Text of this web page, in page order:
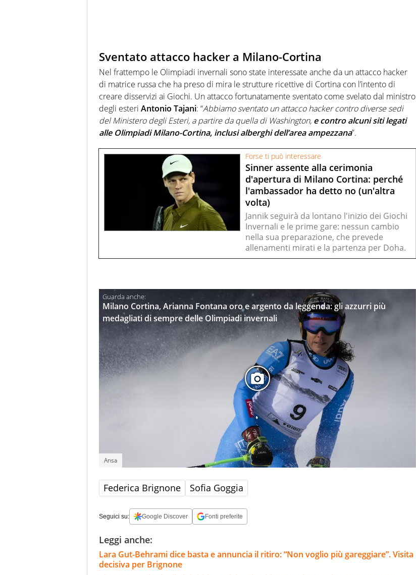
Sventato attacco hacker a Milano-Cortina
Nel frattempo le Olimpiadi invernali sono state interessate anche da un attacco hacker
di matrice russa che ha preso di mira le strutture ricettive di Cortina con l’intento di
creare disservizi ai Giochi. Un attacco fortunatamente sventato come svelato dal ministro
degli esteri Antonio Tajani: “Abbiamo sventato un attacco hacker contro diverse sedi
del Ministero degli Esteri, a partire da quella di Washington, e contro alcuni siti legati
alle Olimpiadi Milano-Cortina, inclusi alberghi dell’area ampezzana”.
Forse ti può interessare
Sinner assente alla cerimonia
d'apertura di Milano Cortina: perché
l'ambassador ha detto no (un'altra
volta)
Jannik seguirà da lontano l'inizio dei Giochi
Invernali e le prime gare: nessun cambio
nella sua preparazione, che prevede
allenamenti mirati e la partenza per Doha.
Milano Cortina, Arianna Fontana oro e argento da leggenda: gli azzurri più
medagliati di sempre delle Olimpiadi invernali
Ansa
Federica Brignone Sofia Goggia
Seguici su: Google Discover Fonti preferite
Leggi anche:
Lara Gut-Behrami dice basta e annuncia il ritiro: “Non voglio più gareggiare”. Visita
decisiva per Brignone